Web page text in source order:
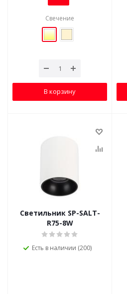
Свечение
В корзину
Светильник SP-SALT-
R75-8W
Есть в наличии (200)